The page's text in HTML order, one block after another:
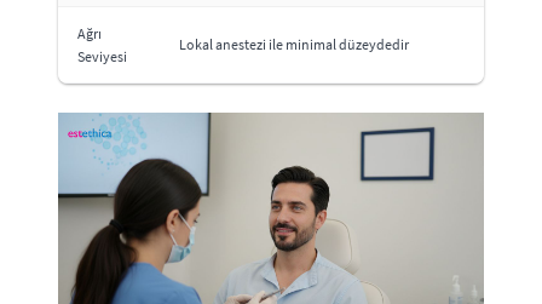
Ağrı
Seviyesi
Lokal anestezi ile minimal düzeydedir